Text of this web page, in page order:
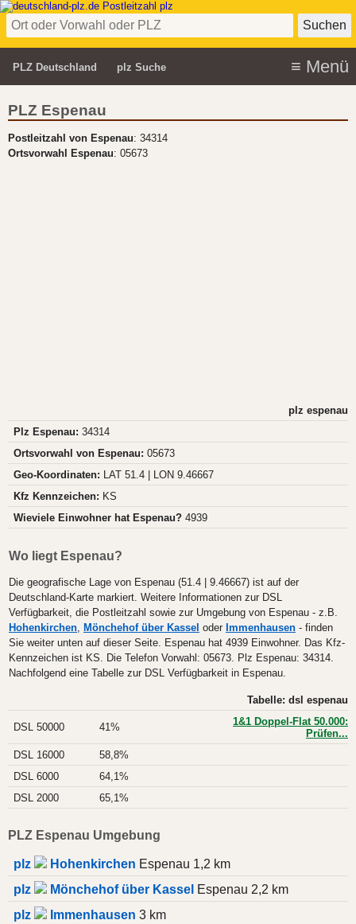
PLZ Deutschland plz Suche
PLZ Espenau
Postleitzahl von Espenau: 34314
Ortsvorwahl Espenau: 05673
plz espenau
Plz Espenau: 34314
Ortsvorwahl von Espenau: 05673
Geo-Koordinaten: LAT 51.4 | LON 9.46667
Kfz Kennzeichen: KS
Wieviele Einwohner hat Espenau? 4939
Wo liegt Espenau?
Die geografische Lage von Espenau (51.4 | 9.46667) ist auf der
Deutschland-Karte markiert. Weitere Informationen zur DSL
Verfügbarkeit, die Postleitzahl sowie zur Umgebung von Espenau - z.B.
Hohenkirchen, Mönchehof über Kassel oder Immenhausen - finden
Sie weiter unten auf dieser Seite. Espenau hat 4939 Einwohner. Das Kfz-
Kennzeichen ist KS. Die Telefon Vorwahl: 05673. Plz Espenau: 34314.
Nachfolgend eine Tabelle zur DSL Verfügbarkeit in Espenau.
Tabelle: dsl espenau
DSL 50000 41%
1&1 Doppel-Flat 50.000:
Prüfen...
DSL 16000
58,8%
DSL 6000
64,1%
DSL 2000
65,1%
PLZ Espenau Umgebung
plz Hohenkirchen Espenau 1,2 km
plz
Mönchehof über Kassel Espenau 2,2 km
plz
Immenhausen 3 km